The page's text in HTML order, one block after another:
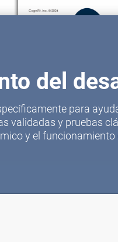
del
para
validadas y pruebas
y el funcionamiento